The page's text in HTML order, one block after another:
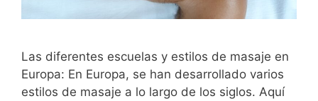
Las diferentes escuelas y estilos de masaje en
Europa: En Europa, se han desarrollado varios
estilos de masaje a lo largo de los siglos. Aquí